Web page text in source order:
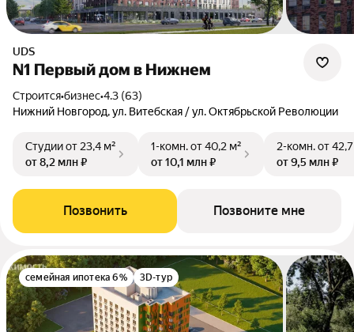
UDS
N1 Первый дом в Нижнем
Строится•бизнес•4.3 (63)
Нижний Новгород, ул. Витебская / ул. Октябрьской Революции
Студииот 23,4 м²
от 8,2 млн ₽
1-комн.от 40,2 м²
от 10,1 млн ₽
2-комн.от
от 9,5 млн ₽
Позвонить Позвоните мне
семейная ипотека 6% 3D-тур